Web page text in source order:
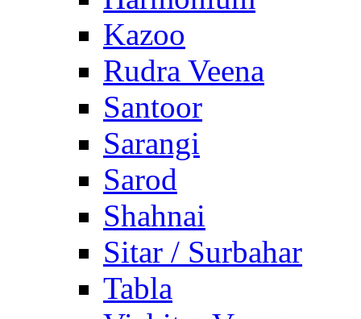
Kazoo
Rudra Veena
Santoor
Sarangi
Sarod
Shahnai
Sitar / Surbahar
Tabla